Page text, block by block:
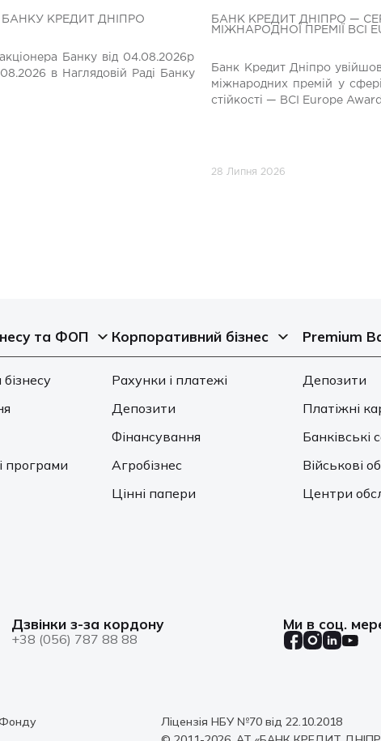
КРЕДИТ ДНІПРО
Банку від 04.08.2026р
в Наглядовій Раді Банку
БАНК КРЕДИТ ДНІПРО —
МІЖНАРОДНОЇ ПРЕМІЇ BCI
Банк Кредит Дніпро
міжнародних премій у
стійкості — BCI Europe
28 Липня 2026
та ФОП
програми
Корпоративний бізнес
Рахунки і платежі
Депозити
Фінансування
Агробізнес
Цінні папери
Premium
Депозити
Платіжні
Банківські
Військові
Центри
Дзвінки з-за кордону
+38 (056) 787 88 88
Ми в соц.
Ліцензія НБУ №70 від 22.10.2018